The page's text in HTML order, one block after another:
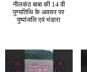
नीलकंठ बाबा की 14 वी
पुण्यतिथि के अवसर पर
पुष्पांजलि एवं भंडारा